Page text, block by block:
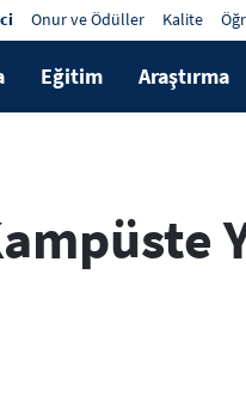
Onur ve Ödüller Kalite
Eğitim Araştırma